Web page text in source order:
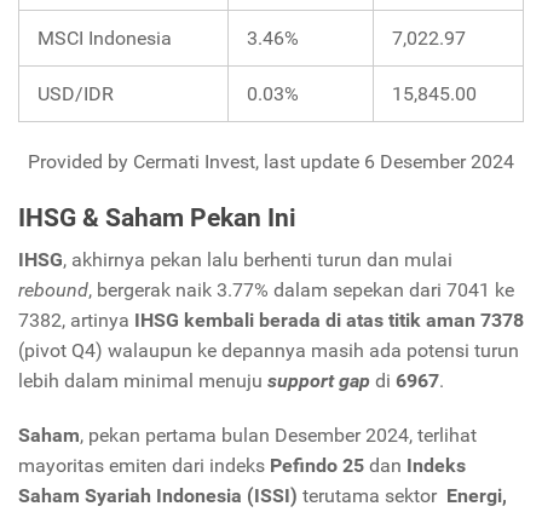
MSCI Indonesia 3.46% 7,022.97
USD/IDR 0.03% 15,845.00
Provided by Cermati Invest, last update 6 Desember 2024
IHSG & Saham Pekan Ini
IHSG, akhirnya pekan lalu berhenti turun dan mulai
rebound, bergerak naik 3.77% dalam sepekan dari 7041 ke
7382, artinya IHSG kembali berada di atas titik aman 7378
(pivot Q4) walaupun ke depannya masih ada potensi turun
lebih dalam minimal menuju support gap di 6967.
Saham, pekan pertama bulan Desember 2024, terlihat
mayoritas emiten dari indeks Pefindo 25 dan Indeks
Saham Syariah Indonesia (ISSI) terutama sektor Energi,